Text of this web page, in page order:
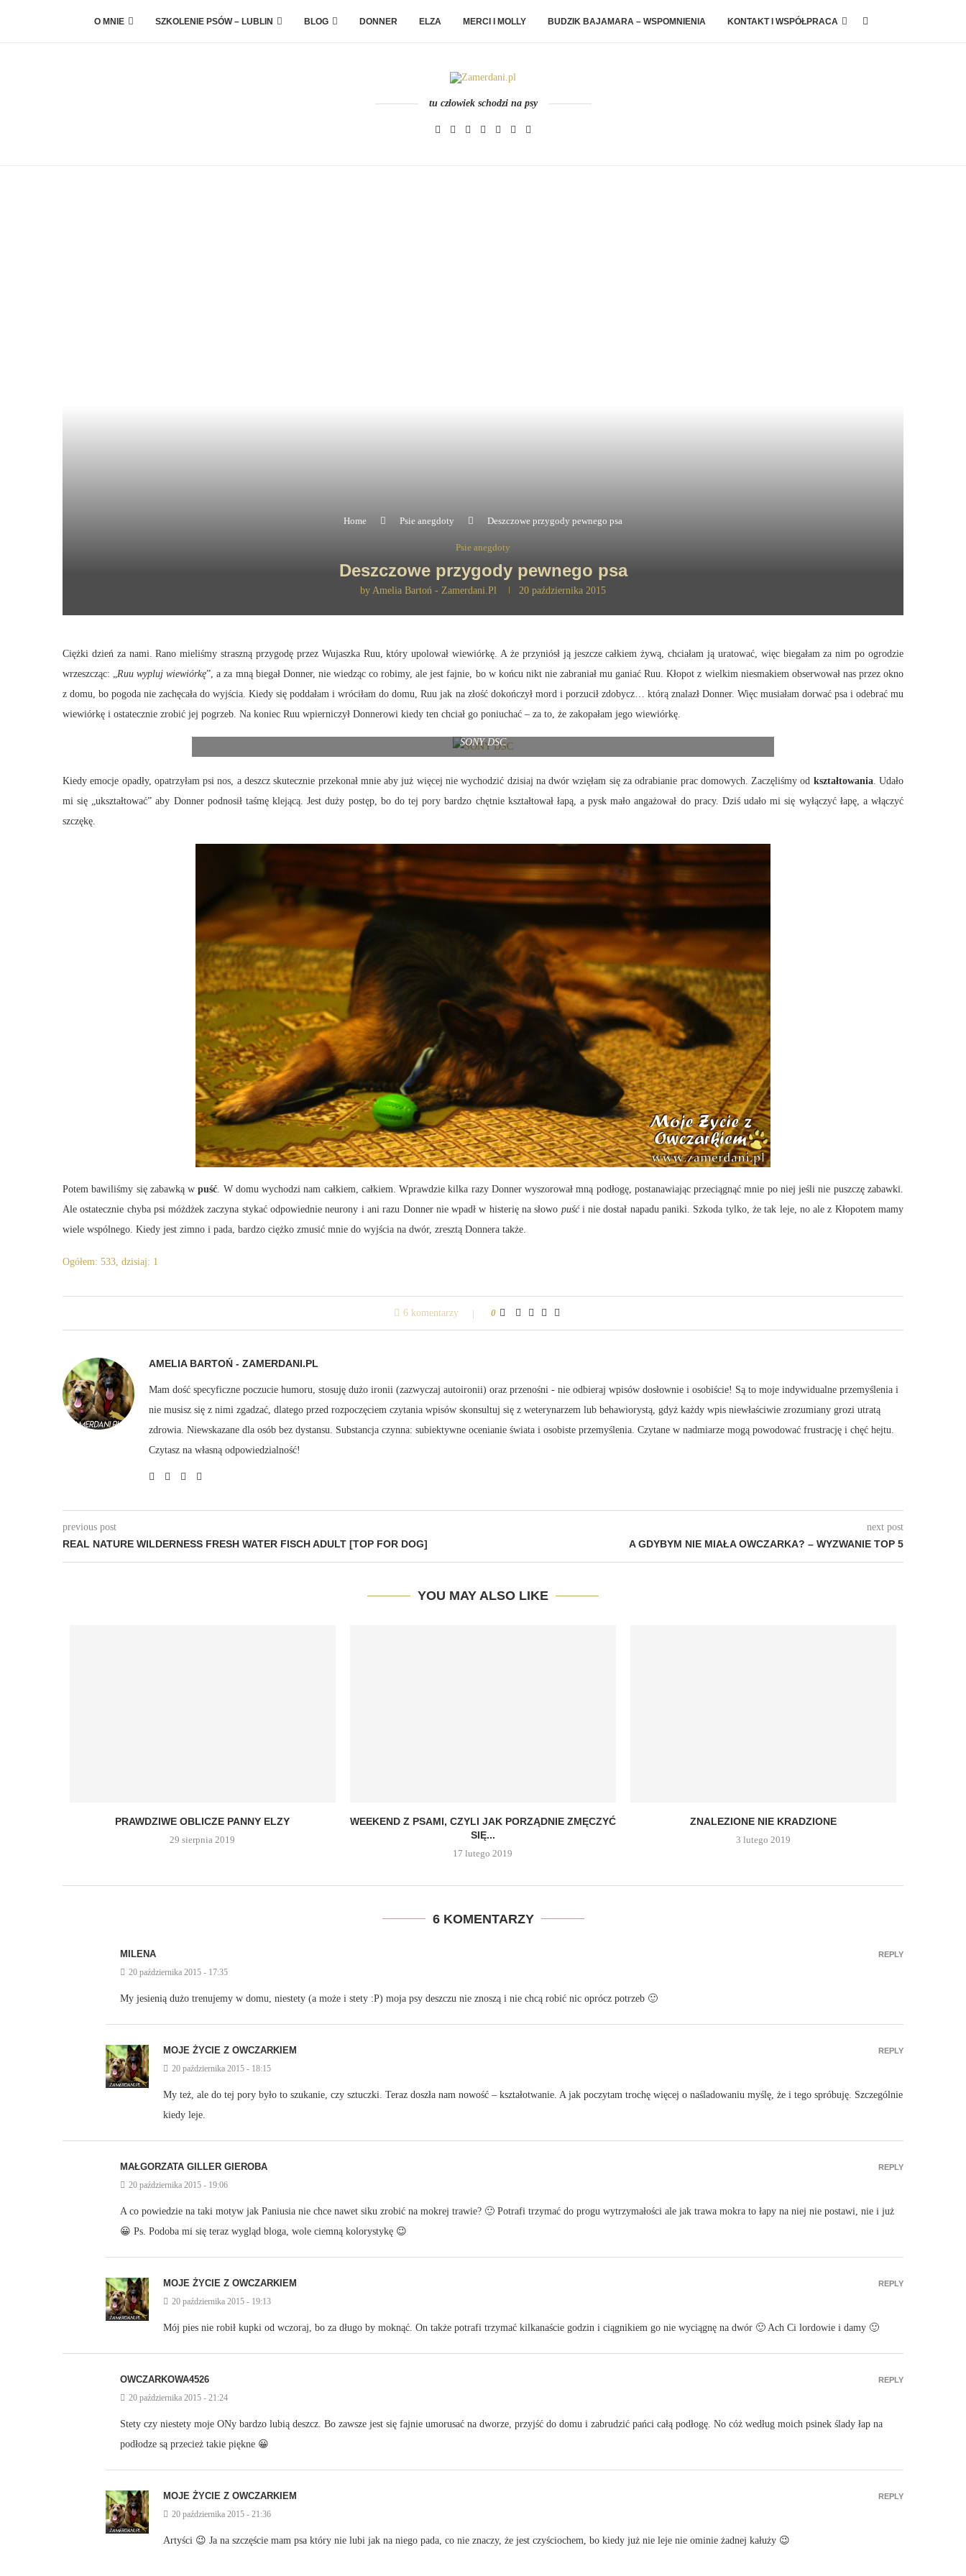
O MNIE SZKOLENIE PSÓW – LUBLIN BLOG DONNER ELZA MERCI I MOLLY BUDZIK BAJAMARA – WSPOMNIENIA KONTAKT I WSPÓŁPRACA
tu człowiek schodzi na psy
Home Psie anegdoty Deszczowe przygody pewnego psa
Psie anegdoty
Deszczowe przygody pewnego psa
by Amelia Bartoń - Zamerdani.pl 20 października 2015
Ciężki dzień za nami. Rano mieliśmy straszną przygodę przez Wujaszka Ruu, który upolował wiewiórkę. A że przyniósł ją jeszcze całkiem żywą, chciałam ją uratować, więc biegałam za nim po ogrodzie
wrzeszcząc: „Ruu wypluj wiewiórkę”, a za mną biegał Donner, nie wiedząc co robimy, ale jest fajnie, bo w końcu nikt nie zabraniał mu ganiać Ruu. Kłopot z wielkim niesmakiem obserwował nas przez okno
z domu, bo pogoda nie zachęcała do wyjścia. Kiedy się poddałam i wróciłam do domu, Ruu jak na złość dokończył mord i porzucił zdobycz… którą znalazł Donner. Więc musiałam dorwać psa i odebrać mu
wiewiórkę i ostatecznie zrobić jej pogrzeb. Na koniec Ruu wpierniczył Donnerowi kiedy ten chciał go poniuchać – za to, że zakopałam jego wiewiórkę.
SONY DSC
Kiedy emocje opadły, opatrzyłam psi nos, a deszcz skutecznie przekonał mnie aby już więcej nie wychodzić dzisiaj na dwór wzięłam się za odrabianie prac domowych. Zaczęliśmy od kształtowania. Udało
mi się „ukształtować” aby Donner podnosił taśmę klejącą. Jest duży postęp, bo do tej pory bardzo chętnie kształtował łapą, a pysk mało angażował do pracy. Dziś udało mi się wyłączyć łapę, a włączyć
szczękę.
Potem bawiliśmy się zabawką wpuść. W domu wychodzi nam całkiem, całkiem. Wprawdzie kilka razy Donner wyszorował mną podłogę, postanawiając przeciągnąć mnie po niej jeśli nie puszczę zabawki.
Ale ostatecznie chyba psi móżdżek zaczyna stykać odpowiednie neurony i ani razu Donner nie wpadł w histerię na słowo puśći nie dostał napadu paniki. Szkoda tylko, że tak leje, no ale z Kłopotem mamy
wiele wspólnego. Kiedy jest zimno i pada, bardzo ciężko zmusić mnie do wyjścia na dwór, zresztą Donnera także.
Ogółem: 533, dzisiaj: 1
6 komentarzy 0
AMELIA BARTOŃ - ZAMERDANI.PL
Mam dość specyficzne poczucie humoru, stosuję dużo ironii (zazwyczaj autoironii) oraz przenośni - nie odbieraj wpisów dosłownie i osobiście! Są to moje indywidualne przemyślenia i
nie musisz się z nimi zgadzać, dlatego przed rozpoczęciem czytania wpisów skonsultuj się z weterynarzem lub behawiorystą, gdyż każdy wpis niewłaściwie zrozumiany grozi utratą
zdrowia. Niewskazane dla osób bez dystansu. Substancja czynna: subiektywne ocenianie świata i osobiste przemyślenia. Czytane w nadmiarze mogą powodować frustrację i chęć hejtu.
Czytasz na własną odpowiedzialność!
previous post
REAL NATURE WILDERNESS FRESH WATER FISCH ADULT [TOP FOR DOG]
next post
A GDYBYM NIE MIAŁA OWCZARKA? – WYZWANIE TOP 5
YOU MAY ALSO LIKE
PRAWDZIWE OBLICZE PANNY ELZY
29 sierpnia 2019
WEEKEND Z PSAMI, CZYLI JAK PORZĄDNIE ZMĘCZYĆ
SIĘ...
17 lutego 2019
ZNALEZIONE NIE KRADZIONE
3 lutego 2019
6 KOMENTARZY
MILENA
20 października 2015 - 17:35
My jesienią dużo trenujemy w domu, niestety (a może i stety :P) moja psy deszczu nie znoszą i nie chcą robić nic oprócz potrzeb 🙂
REPLY
MOJE ŻYCIE Z OWCZARKIEM
20 października 2015 - 18:15
My też, ale do tej pory było to szukanie, czy sztuczki. Teraz doszła nam nowość – kształotwanie. A jak poczytam trochę więcej o naśladowaniu myślę, że i tego spróbuję. Szczególnie
kiedy leje.
REPLY
MAŁGORZATA GILLER GIEROBA
20 października 2015 - 19:06
A co powiedzie na taki motyw jak Paniusia nie chce nawet siku zrobić na mokrej trawie? 🙂 Potrafi trzymać do progu wytrzymałości ale jak trawa mokra to łapy na niej nie postawi, nie i już
😀 Ps. Podoba mi się teraz wygląd bloga, wole ciemną kolorystykę 😉
REPLY
MOJE ŻYCIE Z OWCZARKIEM
20 października 2015 - 19:13
Mój pies nie robił kupki od wczoraj, bo za długo by moknąć. On także potrafi trzymać kilkanaście godzin i ciągnikiem go nie wyciągnę na dwór 🙂 Ach Ci lordowie i damy 🙂
REPLY
OWCZARKOWA4526
20 października 2015 - 21:24
Stety czy niestety moje ONy bardzo lubią deszcz. Bo zawsze jest się fajnie umorusać na dworze, przyjść do domu i zabrudzić pańci całą podłogę. No cóż według moich psinek ślady łap na
podłodze są przecież takie piękne 😀
REPLY
MOJE ŻYCIE Z OWCZARKIEM
20 października 2015 - 21:36
Artyści 😉 Ja na szczęście mam psa który nie lubi jak na niego pada, co nie znaczy, że jest czyściochem, bo kiedy już nie leje nie ominie żadnej kałuży 😉
REPLY